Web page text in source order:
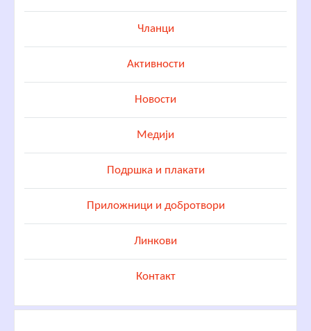
Чланци
Активности
Новости
Медији
Подршка и плакати
Приложници и добротвори
Линкови
Контакт